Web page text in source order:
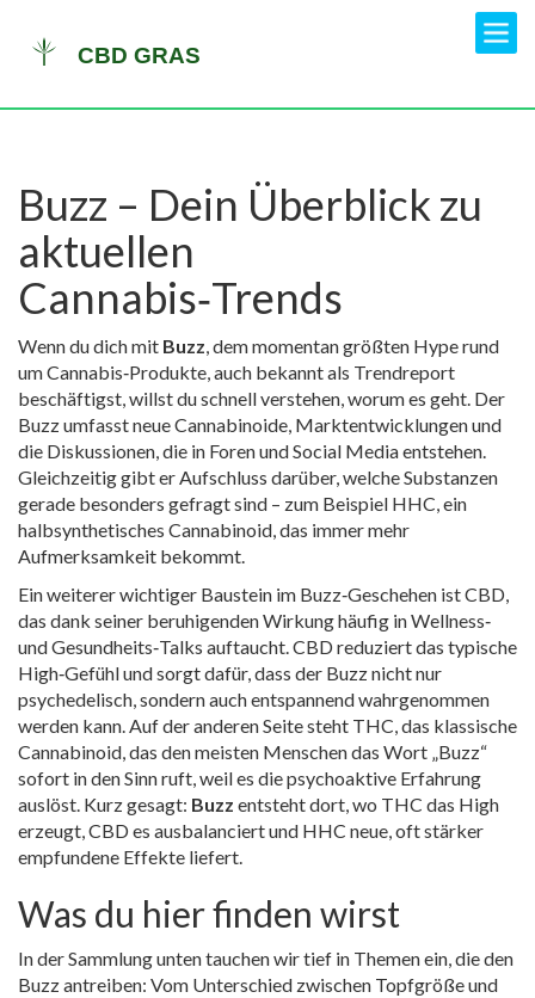
Buzz – Dein Überblick zu
aktuellen
Cannabis‑Trends
Wenn du dich mit Buzz,dem momentan größten Hype rund
um Cannabis‑Produkte, auch bekannt als Trendreport
beschäftigst, willst du schnell verstehen, worum es geht. Der
Buzz umfasst neue Cannabinoide, Marktentwicklungen und
die Diskussionen, die in Foren und Social Media entstehen.
Gleichzeitig gibt er Aufschluss darüber, welche Substanzen
gerade besonders gefragt sind – zum Beispiel HHC, ein
halbsynthetisches Cannabinoid, das immer mehr
Aufmerksamkeit bekommt.
Ein weiterer wichtiger Baustein im Buzz‑Geschehen istCBD,
das dank seiner beruhigenden Wirkung häufig in Wellness‑
und Gesundheits‑Talks auftaucht. CBD reduziert das typische
High‑Gefühl und sorgt dafür, dass der Buzz nicht nur
psychedelisch, sondern auch entspannend wahrgenommen
werden kann. Auf der anderen Seite steht THC, das klassische
Cannabinoid, das den meisten Menschen das Wort „Buzz“
sofort in den Sinn ruft, weil es die psychoaktive Erfahrung
auslöst. Kurz gesagt: Buzz entsteht dort, wo THC das High
erzeugt, CBD es ausbalanciert und HHC neue, oft stärker
empfundene Effekte liefert.
Was du hier finden wirst
In der Sammlung unten tauchen wir tief in Themen ein, die den
Buzz antreiben: Vom Unterschied zwischen Topfgröße und